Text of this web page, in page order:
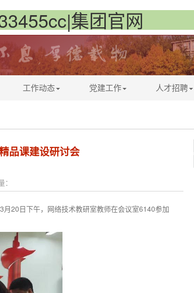
集团官网
工作动态 党建工作 人才招聘
品课建设研讨会
3月 20 日下午，网络技术教研室教师在会议室6140参加